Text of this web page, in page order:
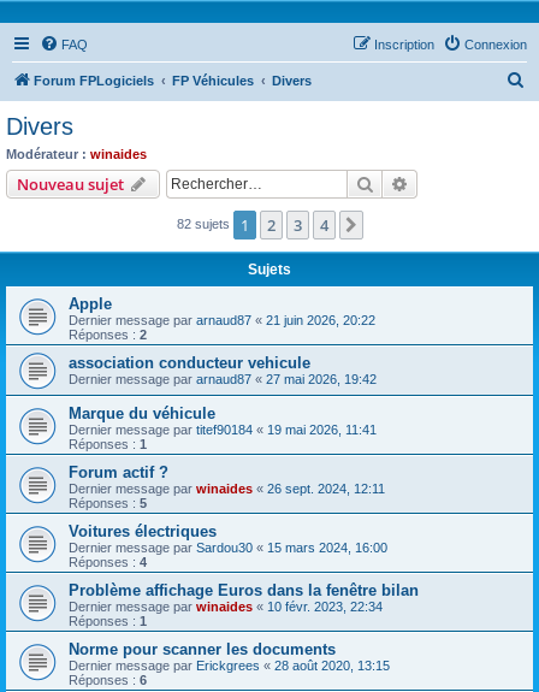
FAQ Connexion
Inscription
Forum FPLogiciels FP Véhicules Divers
c
Divers
Modérateur : winaides
Nouveau sujet Rechercher
82 sujets 1 2 3 4
Sujets
Apple
Dernier message par arnaud87 « 21 juin 2026, 20:22
Réponses : 2
association conducteur vehicule
Dernier message par arnaud87 « 27 mai 2026, 19:42
Marque du véhicule
Dernier message par titef90184 « 19 mai 2026, 11:41
Réponses : 1
Forum actif ?
Dernier message par winaides « 26 sept. 2024, 12:11
Réponses : 5
Voitures électriques
Dernier message par Sardou30 « 15 mars 2024, 16:00
Réponses : 4
Problème affichage Euros dans la fenêtre bilan
Dernier message par winaides « 10 févr. 2023, 22:34
Réponses : 1
Norme pour scanner les documents
Dernier message par Erickgrees « 28 août 2020, 13:15
Réponses : 6